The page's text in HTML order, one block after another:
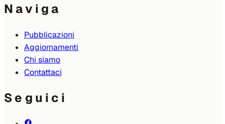
Naviga
Pubblicazioni
Aggiornamenti
Chi siamo
Contattaci
Seguici